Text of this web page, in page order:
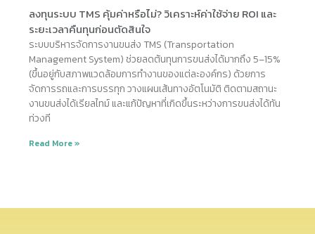
ลงทุนระบบ TMS คุ้มค่าหรือไม่? วิเคราะห์ค่าใช้จ่าย ROI และ
ระยะเวลาคืนทุนก่อนตัดสินใจ
ระบบบริหารจัดการงานขนส่ง TMS (Transportation
Management System) ช่วยลดต้นทุนการขนส่งได้มากถึง 5–15%
(ขึ้นอยู่กับสภาพแวดล้อมการทำงานของแต่ละองค์กร) ด้วยการ
จัดการรถและการบรรทุก วางแผนเส้นทางอัตโนมัติ ติดตามสถานะ
งานขนส่งได้เรียลไทม์ และแก้ปัญหาที่เกิดขึ้นระหว่างการขนส่งได้ทัน
ท่วงที
Read More »